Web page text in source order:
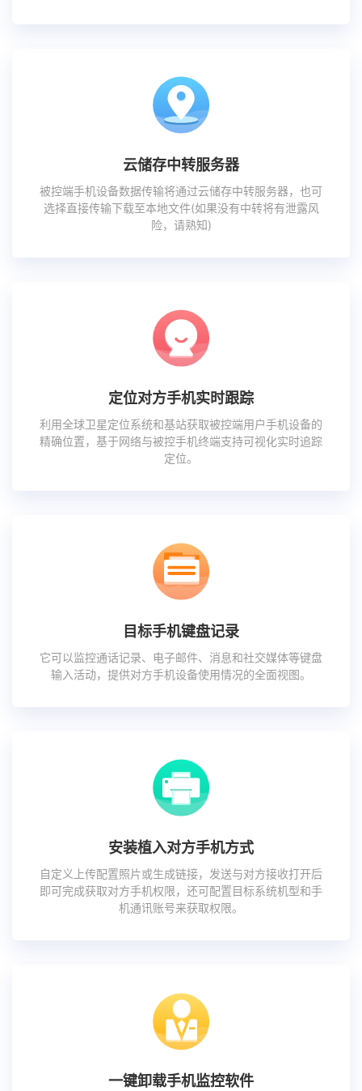
云储存中转服务器
被控端手机设备数据传输将通过云储存中转服务器，也可
选择直接传输下载至本地文件(如果没有中转将有泄露风
险，请熟知)
定位对方手机实时跟踪
利用全球卫星定位系统和基站获取被控端用户手机设备的
精确位置，基于网络与被控手机终端支持可视化实时追踪
定位。
目标手机键盘记录
它可以监控通话记录、电子邮件、消息和社交媒体等键盘
输入活动，提供对方手机设备使用情况的全面视图。
安装植入对方手机方式
自定义上传配置照片或生成链接，发送与对方接收打开后
即可完成获取对方手机权限，还可配置目标系统机型和手
机通讯账号来获取权限。
一键卸载手机监控软件